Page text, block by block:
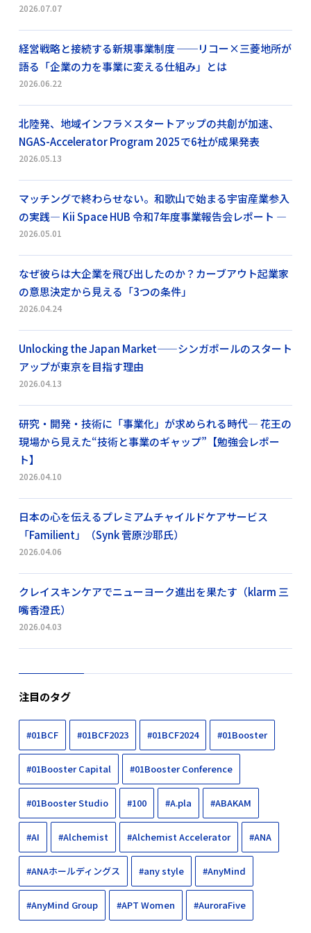
2026.07.07
経営戦略と接続する新規事業制度 ──リコー×三菱地所が
語る「企業の力を事業に変える仕組み」とは
2026.06.22
北陸発、地域インフラ×スタートアップの共創が加速、
NGAS-Accelerator Program 2025で6社が成果発表
2026.05.13
マッチングで終わらせない。和歌山で始まる宇宙産業参入
の実践― Kii Space HUB 令和7年度事業報告会レポート ―
2026.05.01
なぜ彼らは大企業を飛び出したのか？カーブアウト起業家
の意思決定から見える「3つの条件」
2026.04.24
Unlocking the Japan Market——シンガポールのスタート
アップが東京を目指す理由
2026.04.13
研究・開発・技術に「事業化」が求められる時代― 花王の
現場から見えた“技術と事業のギャップ”【勉強会レポー
ト】
2026.04.10
日本の心を伝えるプレミアムチャイルドケアサービス
「Familient」（Synk 菅原沙耶氏）
2026.04.06
クレイスキンケアでニューヨーク進出を果たす（klarm 三
嘴香澄氏）
2026.04.03
注目のタグ
#01BCF #01BCF2023 #01BCF2024 #01Booster
#01Booster Capital #01Booster Conference
#01Booster Studio #100 #A.pla #ABAKAM
#AI #Alchemist #Alchemist Accelerator #ANA
#ANAホールディングス #any style #AnyMind
#AnyMind Group #APT Women #AuroraFive